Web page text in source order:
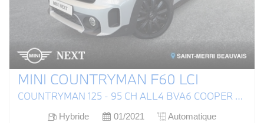
MINI COUNTRYMAN F60 LCI
COUNTRYMAN 125 - 95 CH ALL4 BVA6 COOPER SE EDITION NORTHWOOD
Hybride 01/2021
Automatique